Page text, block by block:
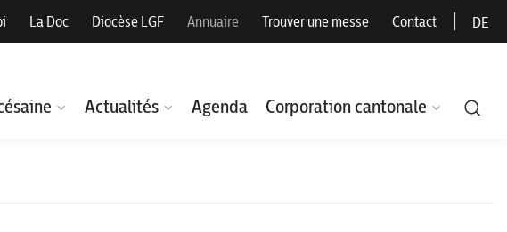
La Doc Diocèse LGF Annuaire Trouver une messe Contact DE
Actualités Agenda Corporation cantonale